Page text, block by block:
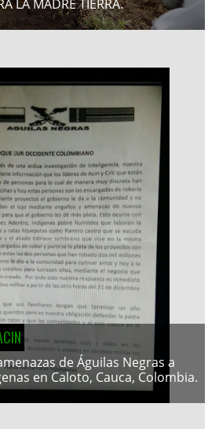
LA MADRE TIERRA.
de Águilas Negras a
en Caloto, Cauca, Colombia.